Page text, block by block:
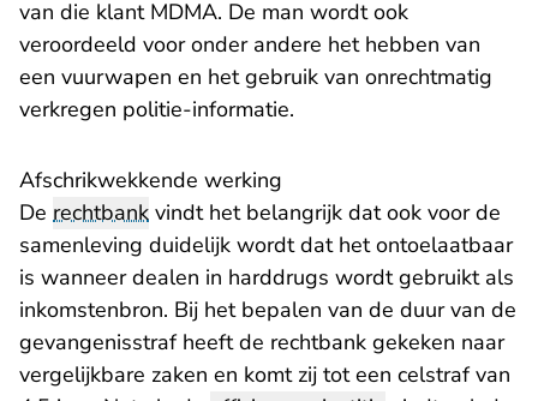
van die klant MDMA. De man wordt ook
veroordeeld voor onder andere het hebben van
een vuurwapen en het gebruik van onrechtmatig
verkregen politie-informatie.
Afschrikwekkende werking
De rechtbank vindt het belangrijk dat ook voor de
samenleving duidelijk wordt dat het ontoelaatbaar
is wanneer dealen in harddrugs wordt gebruikt als
inkomstenbron. Bij het bepalen van de duur van de
gevangenisstraf heeft de rechtbank gekeken naar
vergelijkbare zaken en komt zij tot een celstraf van